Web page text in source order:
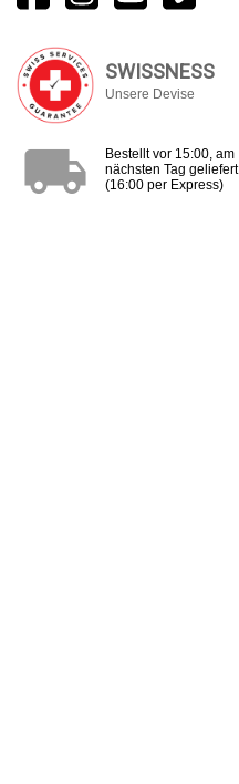
SWISSNESS
Unsere Devise
local_shipping
Bestellt vor 15:00, am
nächsten Tag geliefert
(16:00 per Express)